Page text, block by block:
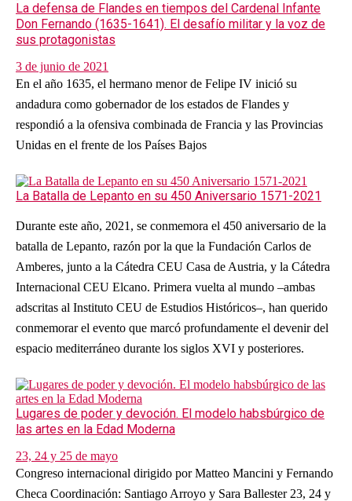
La defensa de Flandes en tiempos del Cardenal Infante
Don Fernando (1635-1641). El desafío militar y la voz de
sus protagonistas
3 de junio de 2021
En el año 1635, el hermano menor de Felipe IV inició su
andadura como gobernador de los estados de Flandes y
respondió a la ofensiva combinada de Francia y las Provincias
Unidas en el frente de los Países Bajos
La Batalla de Lepanto en su 450 Aniversario 1571-2021
Durante este año, 2021, se conmemora el 450 aniversario de la
batalla de Lepanto, razón por la que la Fundación Carlos de
Amberes, junto a la Cátedra CEU Casa de Austria, y la Cátedra
Internacional CEU Elcano. Primera vuelta al mundo ‒ambas
adscritas al Instituto CEU de Estudios Históricos‒, han querido
conmemorar el evento que marcó profundamente el devenir del
espacio mediterráneo durante los siglos XVI y posteriores.
Lugares de poder y devoción. El modelo habsbúrgico de
las artes en la Edad Moderna
23, 24 y 25 de mayo
Congreso internacional dirigido por Matteo Mancini y Fernando
Checa Coordinación: Santiago Arroyo y Sara Ballester 23, 24 y